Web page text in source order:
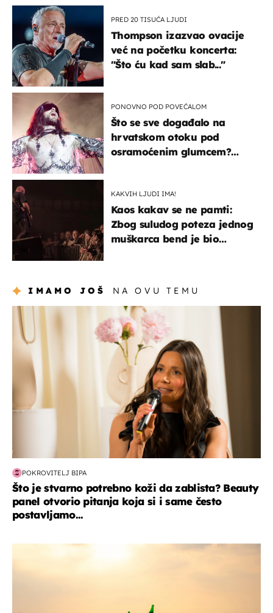
PRED 20 TISUĆA LJUDI
Thompson izazvao ovacije
već na početku koncerta:
"Što ću kad sam slab..."
PONOVNO POD POVEĆALOM
Što se sve događalo na
hrvatskom otoku pod
osramoćenim glumcem?
KAKVIH LJUDI IMA!
Kaos kakav se ne pamti:
Zbog suludog poteza jednog
muškarca bend je bio
IMAMO JOŠ NA OVU TEMU
moda & ljepota
POKROVITELJ BIPA
Što je stvarno potrebno koži da zablista? Beauty
panel otvorio pitanja koja si i same često
postavljamo...